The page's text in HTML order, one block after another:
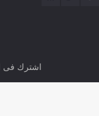
اشترك فى